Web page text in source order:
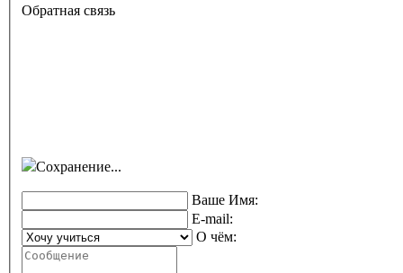
Обратная связь
Сохранение...
Ваше Имя:
E-mail:
О чём: